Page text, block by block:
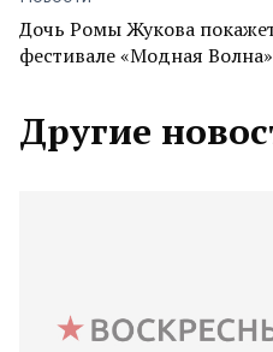
Дочь Ромы Жукова
фестивале «Модная
Другие